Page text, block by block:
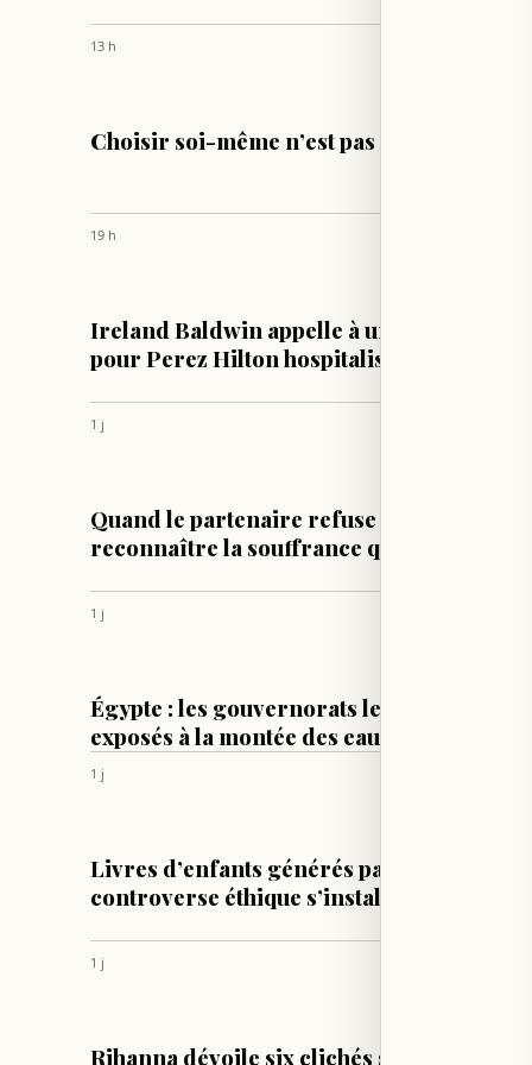
13 h
CULTURE & SOCIÉTÉ
Choisir soi-même n’est pas égoïste
19 h
LIFESTYLE
Ireland Baldwin appelle à un soutien
pour Perez Hilton hospitalisé
1 j
CULTURE & SOCIÉTÉ
Quand le partenaire refuse de
reconnaître la souffrance qu’il a causée
1 j
DIVERS
Égypte : les gouvernorats les plus
exposés à la montée des eaux identifiés
1 j
CULTURE & SOCIÉTÉ
Livres d’enfants générés par IA : une
controverse éthique s’installe
1 j
LIFESTYLE
Rihanna dévoile six clichés suggestifs